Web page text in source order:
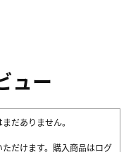
ュー
だありません。
だけます。購入商品はログ